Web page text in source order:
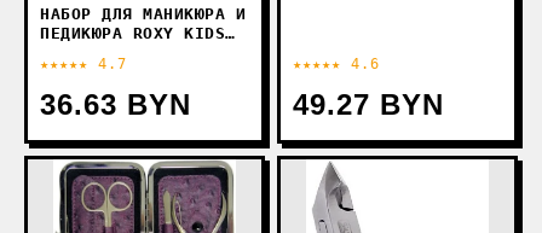
НАБОР ДЛЯ МАНИКЮРА И
ПЕДИКЮРА ROXY KIDS
★★★★★ 4.7
36.63 BYN
★★★★★ 4.6
49.27 BYN